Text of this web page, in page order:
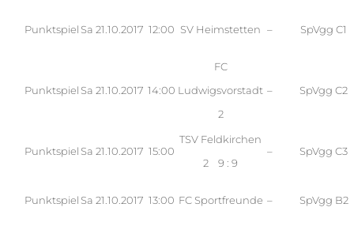
Punktspiel Sa 21.10.2017 12:00 SV Heimstetten – SpVgg C1
Punktspiel Sa 21.10.2017 14:00
FC
Ludwigsvorstadt
2
– SpVgg C2
Punktspiel Sa 21.10.2017 15:00
TSV Feldkirchen
2 9 : 9
– SpVgg C3
Punktspiel Sa 21.10.2017 13:00 FC Sportfreunde – SpVgg B2